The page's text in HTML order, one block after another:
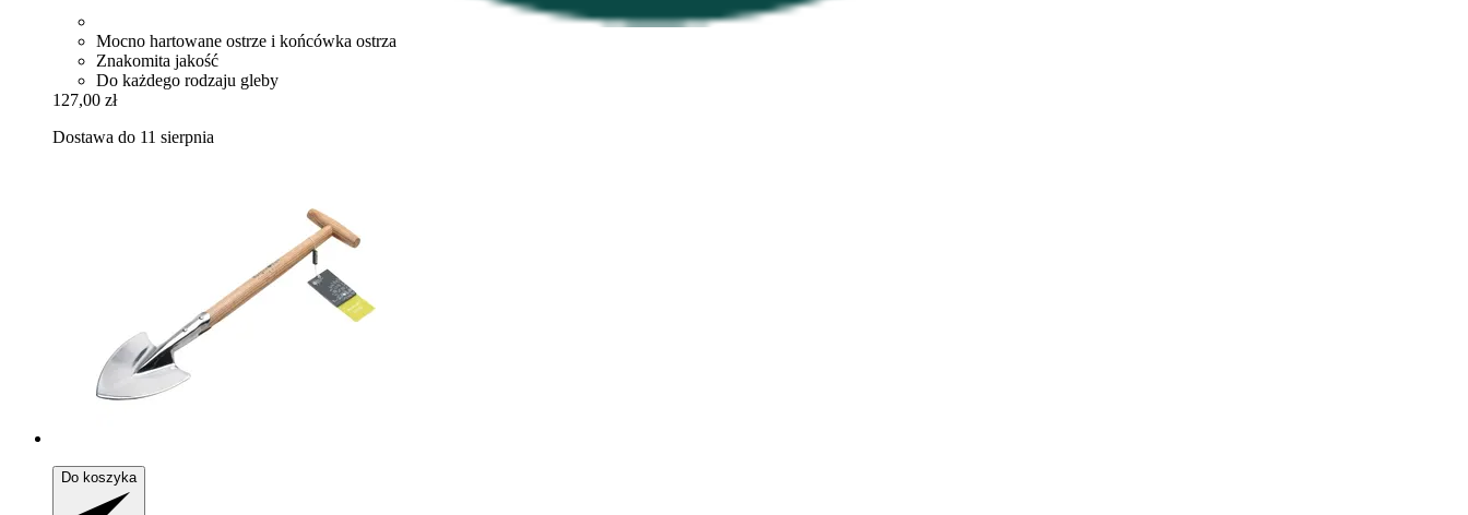
Mocno hartowane ostrze i końcówka ostrza
Znakomita jakość
Do każdego rodzaju gleby
127,00 zł
Dostawa do 11 sierpnia
Do koszyka